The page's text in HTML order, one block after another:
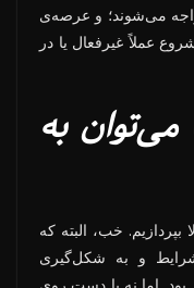
می‌شوند؛ و عرصه‌ی
عملاً غیرفعال یا در
می‌توان به
خب، البته که
شرایط و به شکل‌گیری